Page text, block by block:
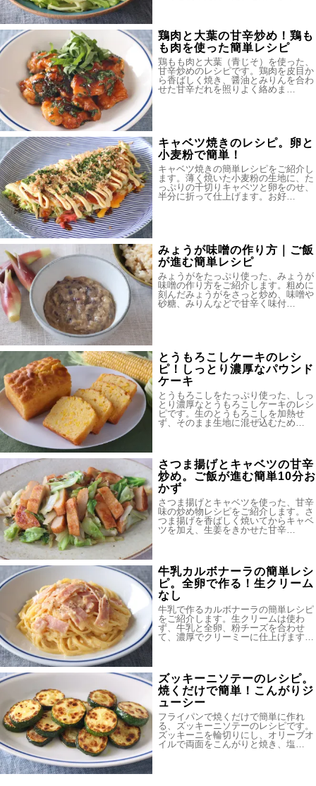
鶏肉と大葉の甘辛炒め！鶏も
も肉を使った簡単レシピ
鶏もも肉と大葉（青じそ）を使った、
甘辛炒めのレシピです。鶏肉を皮目か
ら香ばしく焼き、醤油とみりんを合わ
せた甘辛だれを照りよく絡めま…
キャベツ焼きのレシピ。卵と
小麦粉で簡単！
キャベツ焼きの簡単レシピをご紹介し
ます。薄く焼いた小麦粉の生地に、た
っぷりの千切りキャベツと卵をのせ、
半分に折って仕上げます。お好…
みょうが味噌の作り方｜ご飯
が進む簡単レシピ
みょうがをたっぷり使った、みょうが
味噌の作り方をご紹介します。粗めに
刻んだみょうがをさっと炒め、味噌や
砂糖、みりんなどで甘辛く味付…
とうもろこしケーキのレシ
ピ！しっとり濃厚なパウンド
ケーキ
とうもろこしをたっぷり使った、しっ
とり濃厚なとうもろこしケーキのレシ
ピです。生のとうもろこしを加熱せ
ず、そのまま生地に混ぜ込むため…
さつま揚げとキャベツの甘辛
炒め。ご飯が進む簡単10分お
かず
さつま揚げとキャベツを使った、甘辛
味の炒め物レシピをご紹介します。さ
つま揚げを香ばしく焼いてからキャベ
ツを加え、生姜をきかせた甘辛…
牛乳カルボナーラの簡単レシ
ピ。全卵で作る！生クリーム
なし
牛乳で作るカルボナーラの簡単レシピ
をご紹介します。生クリームは使わ
ず、牛乳と全卵、粉チーズを合わせ
て、濃厚でクリーミーに仕上げます…
ズッキーニソテーのレシピ。
焼くだけで簡単！こんがりジ
ューシー
フライパンで焼くだけで簡単に作れ
る、ズッキーニソテーのレシピです。
ズッキーニを輪切りにし、オリーブオ
イルで両面をこんがりと焼き、塩…